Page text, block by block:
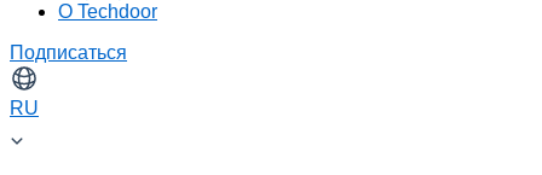
О Techdoor
Подписаться
RU